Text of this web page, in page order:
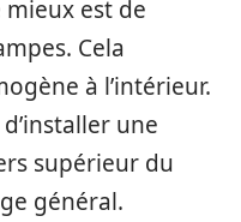
est de
Cela
à l’intérieur.
une
supérieur du
général.